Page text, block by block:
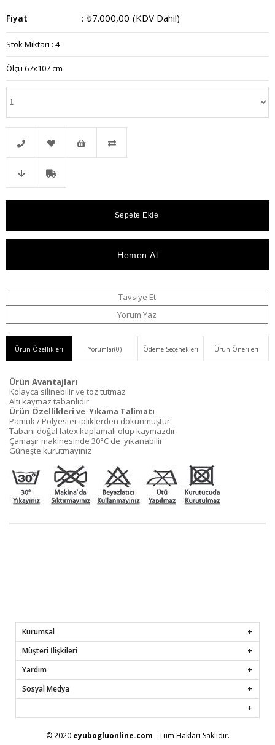
Fiyat : ₺7.000,00 (KDV Dahil)
Stok Miktarı : 4
Ölçü 67x107 cm
Telefonla Favorilere
Tavsiye Et
Yorum Yaz
Ürün Özellikleri Yorumlar(0) Ödeme Seçenekleri Ürün Önerileri
Ürün Avantajları
Kolayca silinebilir ve toz tutmaz
Altı kaymaz tabanlıdır
Ürün Özellikleri ve Yıkama Talimatı
Pamuk / Polyester ipliklerden dokunmuştur
Tabanı doğal latex kaplamalı olup kaymazdır
Çamaşır makinesinde 30°C de yıkanabilir
Güneşte kurutmayınız
Kurumsal
Müşteri İlişkileri
Yardım
Sosyal Medya
© 2020 eyubogluonline.com - Tüm Hakları Saklıdır.